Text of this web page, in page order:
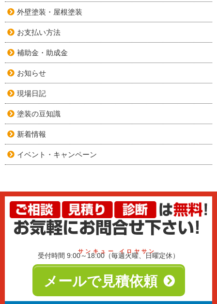
外壁塗装・屋根塗装
お支払い方法
補助金・助成金
お知らせ
現場日記
塗装の豆知識
新着情報
イベント・キャンペーン
サンキュー イロヤサン
受付時間 9:00～18:00（毎週火曜、日曜定休）
メールで見積依頼